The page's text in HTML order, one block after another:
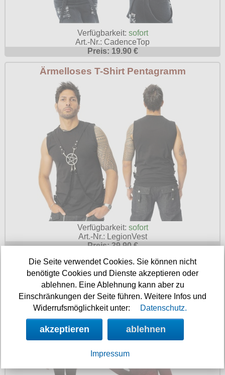
Verfügbarkeit: sofort
Art.-Nr.: CadenceTop
Preis: 19.90 €
Ärmelloses T-Shirt Pentagramm
Verfügbarkeit: sofort
Art.-Nr.: LegionVest
Preis: 39.90 €
Asymetrisches Top im Elfen und
Feenpunk Look
Die Seite verwendet Cookies. Sie können nicht
benötigte Cookies und Dienste akzeptieren oder
ablehnen. Eine Ablehnung kann aber zu
Einschränkungen der Seite führen. Weitere Infos und
Widerrufsmöglichkeit unter:
Datenschutz.
akzeptieren ablehnen
Impressum